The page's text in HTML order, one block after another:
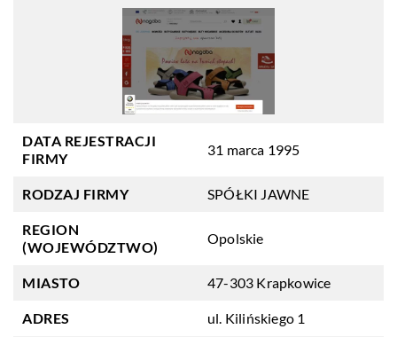
DATA REJESTRACJI
FIRMY
31 marca 1995
RODZAJ FIRMY SPÓŁKI JAWNE
REGION
(WOJEWÓDZTWO)
Opolskie
MIASTO 47-303 Krapkowice
ADRES ul. Kilińskiego 1